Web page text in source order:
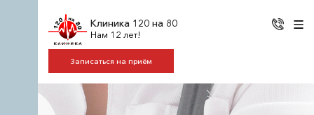
Клиника 120 на 80
Нам 12 лет!
Записаться на приём